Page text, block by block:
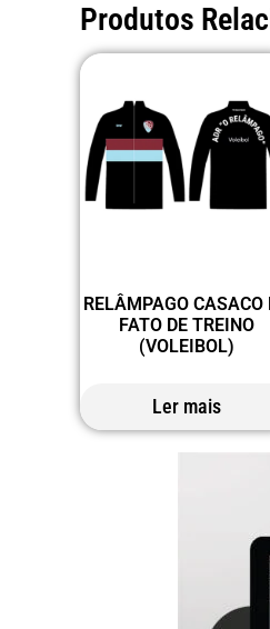
Produtos
RELÂMPAGO CASACO
FATO DE TREINO
(VOLEIBOL)
Ler mais